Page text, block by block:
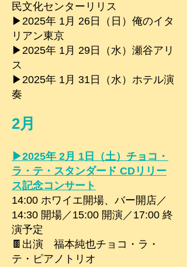
民文化センターリリス
▶︎2025年 1月 26 日（日 ）俺のイタ
リアン東京
▶︎2025年 1月 29 日（水 ）瀬谷アリ
ス
▶︎2025年 1月 31 日（水 ）ホテル演
奏
2月
▶︎2025年 2月 1日（土）チョコ・
ラ・テ・スタンダード CDリリー
ス記念コンサート
14:00 ホワイエ開場、バー開店／
14:30 開場／15:00 開演／17:00 終
演予定​​
🍫出演 福本純也チョコ・ラ・
テ・ピアノトリオ